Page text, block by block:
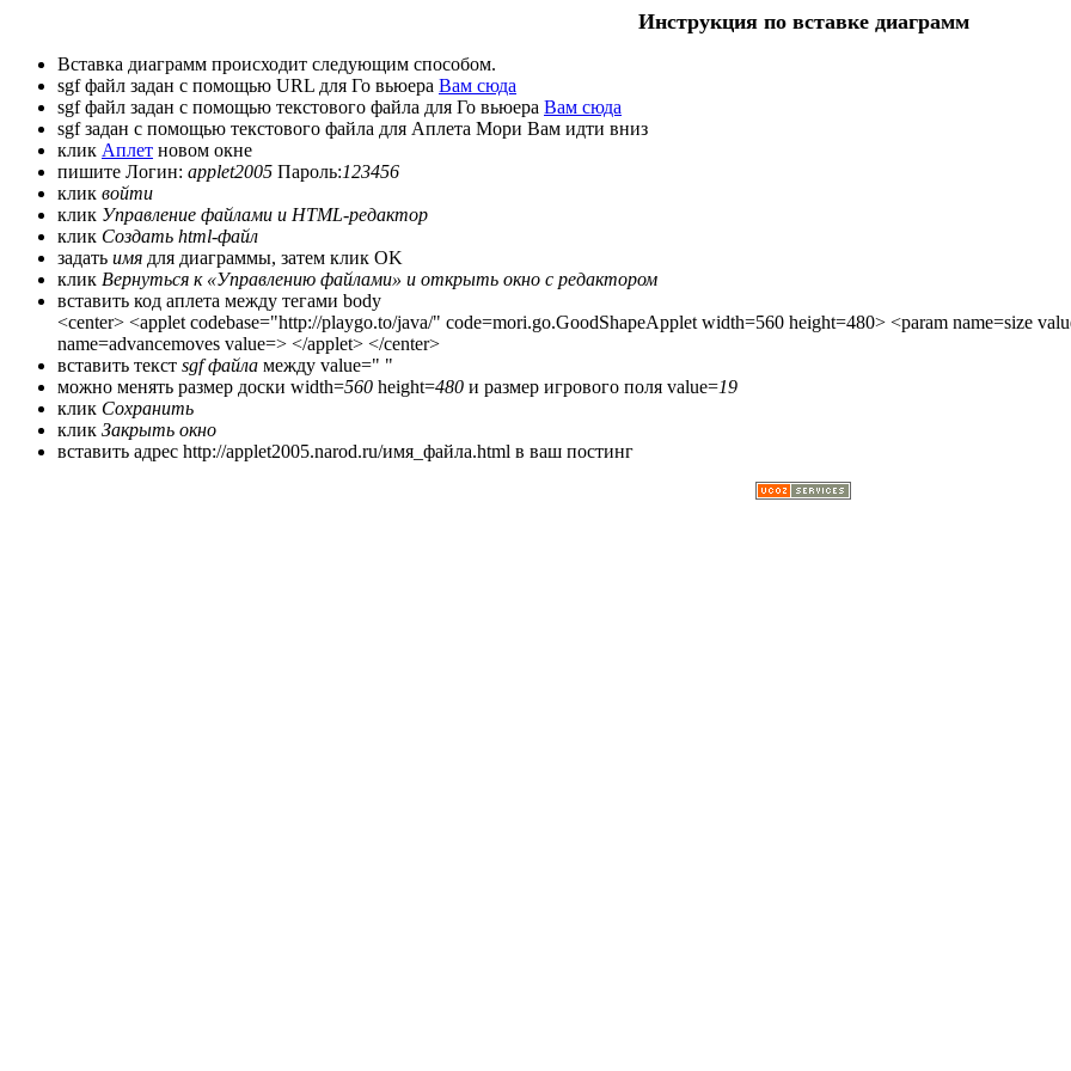
Инструкция по вставке диаграмм
Вставка диаграмм происходит следующим способом.
sgf файл задан с помощью URL для Го вьюера Вам сюда
sgf файл задан с помощью текстового файла для Го вьюера Вам сюда
sgf задан с помощью текстового файла для Аплета Мори Вам идти вниз
клик Аплет новом окне
пишите Логин: applet2005 Пароль:123456
клик войти
клик Управление файлами и HTML-редактор
клик Создать html-файл
задать имя для диаграммы, затем клик OK
клик Вернуться к «Управлению файлами» и открыть окно с редактором
вставить код аплета между тегами body
<center> <applet codebase="http://playgo.to/java/" code=mori.go.GoodShapeApplet width=560 height=480> <param name=size
name=advancemoves value=> </applet> </center>
вставить текст sgf файла между value=" "
можно менять размер доски width=560 height=480 и размер игрового поля value=19
клик Сохранить
клик Закрыть окно
вставить адрес http://applet2005.narod.ru/имя_файла.html в ваш постинг